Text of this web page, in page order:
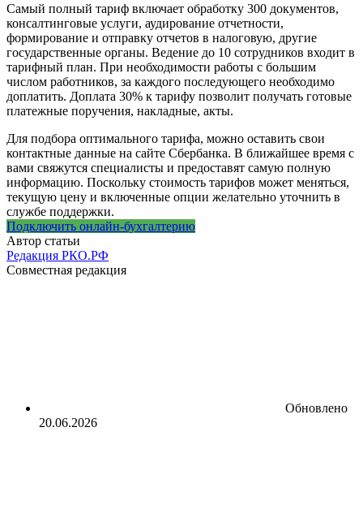
Самый полный тариф включает обработку 300 документов,
консалтинговые услуги, аудирование отчетности,
формирование и отправку отчетов в налоговую, другие
государственные органы. Ведение до 10 сотрудников входит в
тарифный план. При необходимости работы с большим
числом работников, за каждого последующего необходимо
доплатить. Доплата 30% к тарифу позволит получать готовые
платежные поручения, накладные, акты.
Для подбора оптимального тарифа, можно оставить свои
контактные данные на сайте Сбербанка. В ближайшее время с
вами свяжутся специалисты и предоставят самую полную
информацию. Поскольку стоимость тарифов может меняться,
текущую цену и включенные опции желательно уточнить в
службе поддержки.
Подключить онлайн-бухгалтерию
Автор статьи
Редакция РКО.РФ
Совместная редакция
Обновлено
20.06.2026